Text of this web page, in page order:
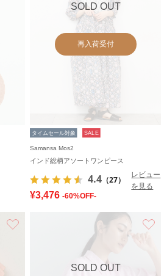
SOLD OUT
再入荷受付
タイムセール対象 SALE
Samansa Mos2
インド総柄アソートワンピース
4.4 （27）
レビュー
を見る
¥3,476 -60%OFF-
SOLD OUT